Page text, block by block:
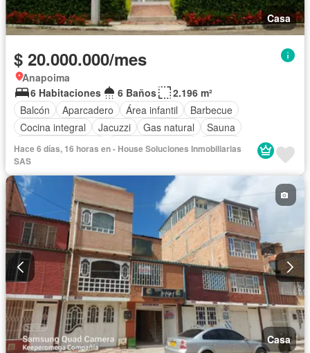
Casa
$ 20.000.000/mes
Anapoima
6 Habitaciones
6 Baños
2.196 m²
Balcón
Aparcadero Área infantil
Barbecue
Cocina integral
Jacuzzi Gas natural
Sauna
Seguridad privada
Cuarto de servicio Piscina
Hace 6 días, 16 horas en - House Soluciones Inmobiliarias
SAS
Casa